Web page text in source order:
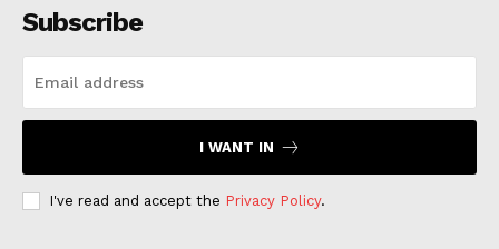
Subscribe
I WANT IN
I've read and accept the Privacy Policy.